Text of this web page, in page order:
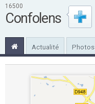
16500
Confolens
Actualité Photos